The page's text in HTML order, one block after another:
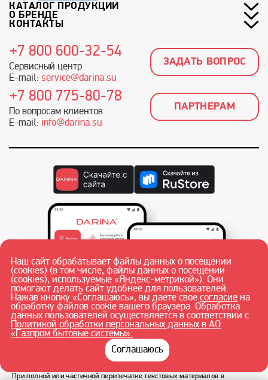
КАТАЛОГ ПРОДУКЦИИ
О БРЕНДЕ
КОНТАКТЫ
+7 800 600-32-54
Сервисный центр
E-mail: service@darina.su
ЗАДАТЬ ВОПРОС
+7 800 775-80-78
По вопросам клиентов
E-mail: info@darina.su
ПАРТНЕРАМ
При полной или частичной перепечатке текстовых материалов в
Наш сайт обрабатывает файлы данных о посещении
(cookies) (в том числе, файлы данных о посещении
(cookies), используемые «Яндекс-метрикой»). Они
помогают делать сайт удобнее для пользователей.
Нажав кнопку «Соглашаюсь», вы даете свое согласие на
обработку файлов cookie вашего браузера. Обработка
данных пользователей осуществляется в соответствии с
Политикой обработки персональных данных в АО
«Газпром бытовые системы».
Соглашаюсь